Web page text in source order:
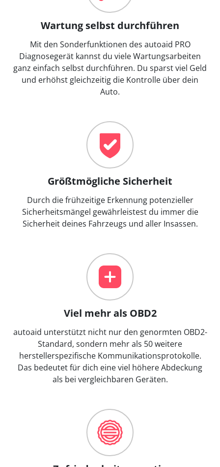
Wartung selbst durchführen
Mit den Sonderfunktionen des autoaid PRO
Diagnosegerät kannst du viele Wartungsarbeiten
ganz einfach selbst durchführen. Du sparst viel Geld
und erhöhst gleichzeitig die Kontrolle über dein
Auto.
Größtmögliche Sicherheit
Durch die frühzeitige Erkennung potenzieller
Sicherheitsmängel gewährleistest du immer die
Sicherheit deines Fahrzeugs und aller Insassen.
Viel mehr als OBD2
autoaid unterstützt nicht nur den genormten OBD2-
Standard, sondern mehr als 50 weitere
herstellerspezifische Kommunikationsprotokolle.
Das bedeutet für dich eine viel höhere Abdeckung
als bei vergleichbaren Geräten.